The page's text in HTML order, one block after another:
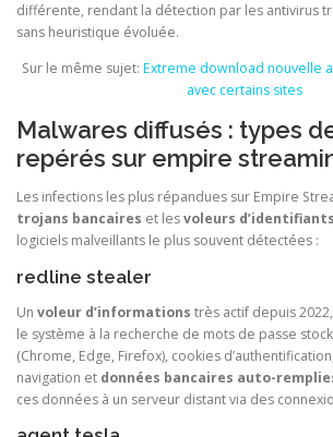
différente, rendant la détection par les antivirus
sans heuristique évoluée.
Sur le même sujet: Extreme download nouvelle
avec certains sites
Malwares diffusés : types
repérés sur empire
Les infections les plus répandues sur Empire
trojans bancaires et lesvoleurs d’identifiants
logiciels malveillants le plus souvent détectées :
redline stealer
Un voleur d’informations très actif depuis
le système à la recherche de mots de passe
(Chrome, Edge, Firefox), cookies
navigation et données bancaires auto-
ces données à un serveur distant via des